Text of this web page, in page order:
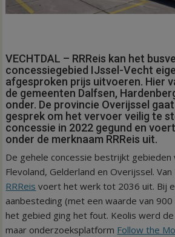
VECHTDAL – RRReis kan het
concessiegebied IJssel-Vecht
afgesproken prijs uitvoeren. Hier
de gemeenten Dalfsen,
onder. De provincie Overijssel
gesprek om het vervoer veilig te
concessie in 2022 gegund en
onder de merknaam RRReis uit.
De gehele concessie bestrijkt gebieden
Flevoland, Gelderland en Overijssel.
RRReis voert het werk tot 2036 uit. Bij
aanbesteding (met een waarde van
het gebied ging het fout. Keolis werd
maar onderzoeksplatform Follow the